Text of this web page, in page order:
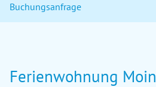
Buchungsanfrage
Ferienwohnung Moin